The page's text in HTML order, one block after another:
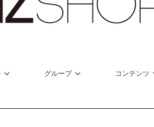
グループ コンテンツ